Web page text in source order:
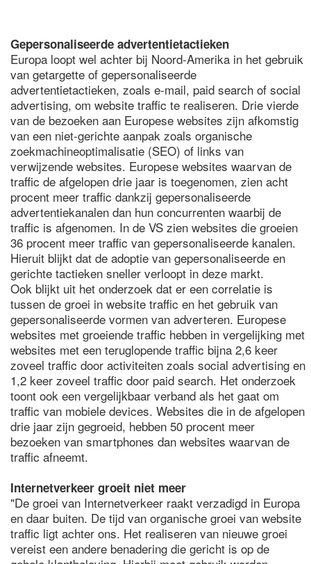
Gepersonaliseerde advertentietactieken
Europa loopt wel achter bij Noord-Amerika in het gebruik
van getargette of gepersonaliseerde
advertentietactieken, zoals e-mail, paid search of social
advertising, om website traffic te realiseren. Drie vierde
van de bezoeken aan Europese websites zijn afkomstig
van een niet-gerichte aanpak zoals organische
zoekmachineoptimalisatie (SEO) of links van
verwijzende websites. Europese websites waarvan de
traffic de afgelopen drie jaar is toegenomen, zien acht
procent meer traffic dankzij gepersonaliseerde
advertentiekanalen dan hun concurrenten waarbij de
traffic is afgenomen. In de VS zien websites die groeien
36 procent meer traffic van gepersonaliseerde kanalen.
Hieruit blijkt dat de adoptie van gepersonaliseerde en
gerichte tactieken sneller verloopt in deze markt.
Ook blijkt uit het onderzoek dat er een correlatie is
tussen de groei in website traffic en het gebruik van
gepersonaliseerde vormen van adverteren. Europese
websites met groeiende traffic hebben in vergelijking met
websites met een teruglopende traffic bijna 2,6 keer
zoveel traffic door activiteiten zoals social advertising en
1,2 keer zoveel traffic door paid search. Het onderzoek
toont ook een vergelijkbaar verband als het gaat om
traffic van mobiele devices. Websites die in de afgelopen
drie jaar zijn gegroeid, hebben 50 procent meer
bezoeken van smartphones dan websites waarvan de
traffic afneemt.
Internetverkeer groeit niet meer
"De groei van Internetverkeer raakt verzadigd in Europa
en daar buiten. De tijd van organische groei van website
traffic ligt achter ons. Het realiseren van nieuwe groei
vereist een andere benadering die gericht is op de